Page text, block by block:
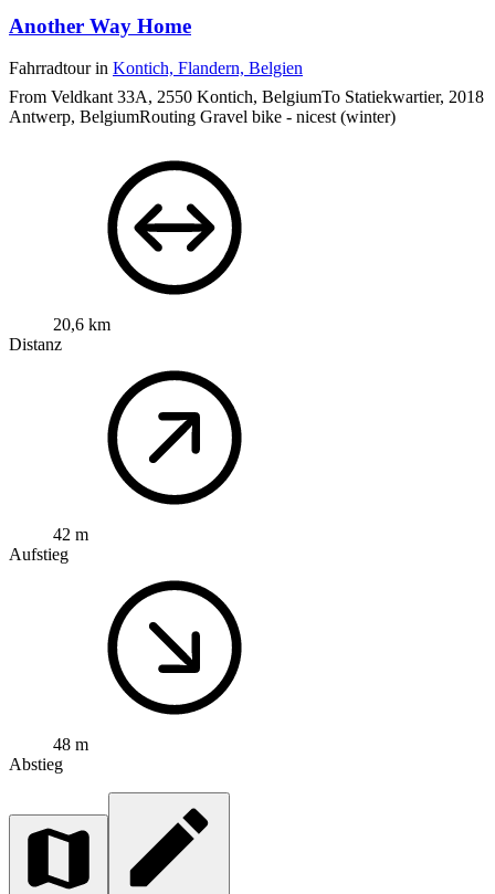
Another Way Home
Fahrradtour in Kontich, Flandern, Belgien
From Veldkant 33A, 2550 Kontich, BelgiumTo Statiekwartier, 2018
Antwerp, BelgiumRouting Gravel bike - nicest (winter)
20,6 km
Distanz
42 m
Aufstieg
48 m
Abstieg